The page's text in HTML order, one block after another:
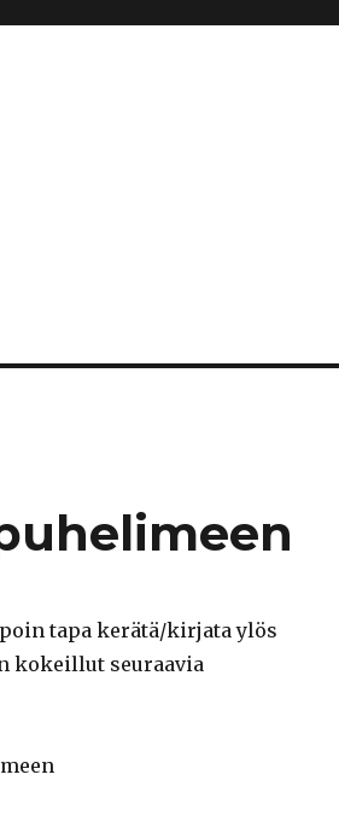
tapa kerätä/kirjata ylös
kokeillut seuraavia